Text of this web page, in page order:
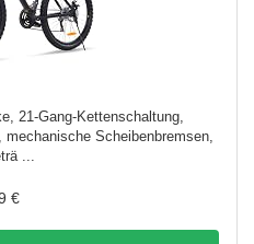
21-Gang-Kettenschaltung,
Scheibenbremsen,
...
€